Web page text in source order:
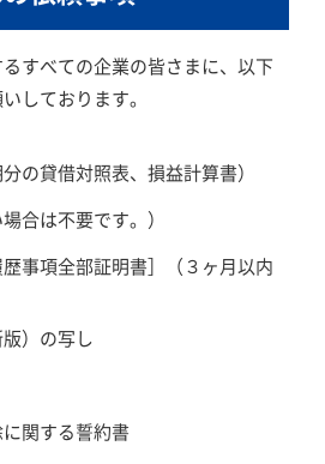
すべての企業の皆さまに、以下
しております。
の貸借対照表、損益計算書）
合は不要です。）
事項全部証明書］（３ヶ月以内
）の写し
関する誓約書